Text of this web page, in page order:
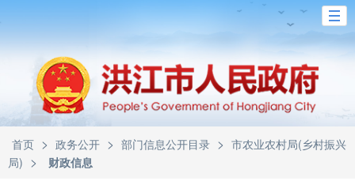
首页 > 政务公开 > 部门信息公开目录 > 市农业农村局(乡村振兴
局) > 财政信息